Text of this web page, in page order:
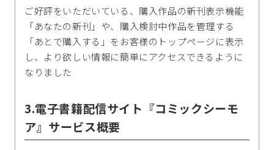
ご好評をいただいている、購入作品の新刊表示機能
「あなたの新刊」や、購入検討中作品を管理する
「あとで購入する」をお客様のトップページに表示
し、より欲しい情報に簡単にアクセスできるように
なりました
3.電子書籍配信サイト『コミックシーモ
ア』サービス概要